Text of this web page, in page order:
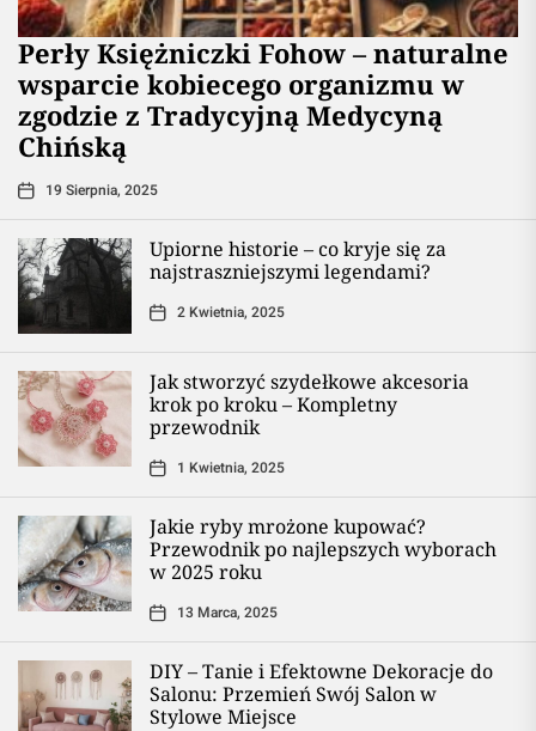
Perły Księżniczki Fohow – naturalne
wsparcie kobiecego organizmu w
zgodzie z Tradycyjną Medycyną
Chińską
19 Sierpnia, 2025
Upiorne historie – co kryje się za
najstraszniejszymi legendami?
2 Kwietnia, 2025
Jak stworzyć szydełkowe akcesoria
krok po kroku – Kompletny
przewodnik
1 Kwietnia, 2025
Jakie ryby mrożone kupować?
Przewodnik po najlepszych wyborach
w 2025 roku
13 Marca, 2025
DIY – Tanie i Efektowne Dekoracje do
Salonu: Przemień Swój Salon w
Stylowe Miejsce